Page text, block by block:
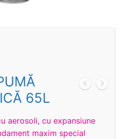
65L
aerosoli, cu expansiune
maxim special